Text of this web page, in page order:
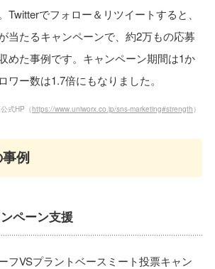
Twitterでフォロー＆リツイートすると、
当たるキャンペーンで、約2万もの応募
めた事例です。キャンペーン期間は1か
ワー数は1.7倍にもなりました。
式HP（https://www.uniworx.co.jp/sns-marketing#strength ）
例
ペーン支援
フVSプラントベースミート投票キャン